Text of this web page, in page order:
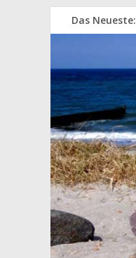
Das Neueste: